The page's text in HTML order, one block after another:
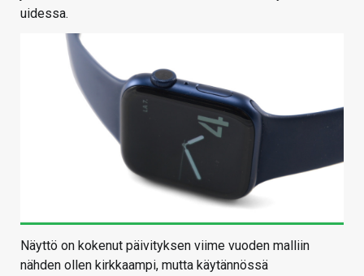
uidessa.
Näyttö on kokenut päivityksen viime vuoden malliin
nähden ollen kirkkaampi, mutta käytännössä